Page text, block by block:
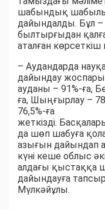
шабындық
дайындалды. Бұл
былтырғыдан
аталған көрсеткіш
– Аудандарда
дайындау
ауданы – 91%-ға,
ға, Шыңғырлау –
76,5%-ға
жеткізді.
да шөп шабуға
азығын дайындап
күні кеше облыс
алдағы
дайындауға
Мүлкәйұлы.